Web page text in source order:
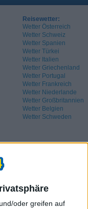
oder greifen auf
Reisewetter:
Wetter Österreich
Wetter Schweiz
Wetter Spanien
Wetter Türkei
Wetter Italien
Wetter Griechenland
Wetter Portugal
Wetter Frankreich
Wetter Niederlande
Wetter Großbritannien
Wetter Belgien
Wetter Schweden